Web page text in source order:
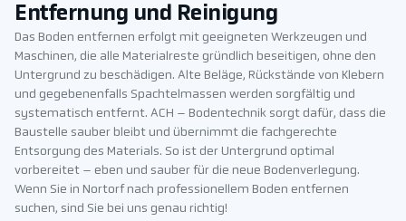
Entfernung und Reinigung
Das Boden entfernen erfolgt mit geeigneten Werkzeugen und
Maschinen, die alle Materialreste gründlich beseitigen, ohne den
Untergrund zu beschädigen. Alte Beläge, Rückstände von Klebern
und gegebenenfalls Spachtelmassen werden sorgfältig und
systematisch entfernt. ACH – Bodentechnik sorgt dafür, dass die
Baustelle sauber bleibt und übernimmt die fachgerechte
Entsorgung des Materials. So ist der Untergrund optimal
vorbereitet – eben und sauber für die neue Bodenverlegung.
Wenn Sie in Nortorf nach professionellem Boden entfernen
suchen, sind Sie bei uns genau richtig!